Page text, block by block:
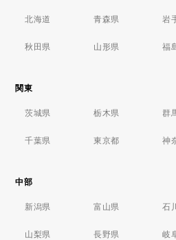
北海道 青森県 岩
秋田県 山形県 福
関東
茨城県 栃木県 群
千葉県 東京都 神
中部
新潟県 富山県 石
山梨県 長野県 岐